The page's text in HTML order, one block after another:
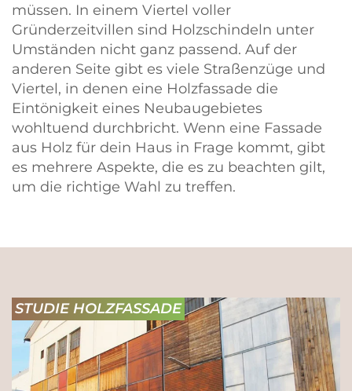
müssen. In einem Viertel voller
Gründerzeitvillen sind Holzschindeln unter
Umständen nicht ganz passend. Auf der
anderen Seite gibt es viele Straßenzüge und
Viertel, in denen eine Holzfassade die
Eintönigkeit eines Neubaugebietes
wohltuend durchbricht. Wenn eine Fassade
aus Holz für dein Haus in Frage kommt, gibt
es mehrere Aspekte, die es zu beachten gilt,
um die richtige Wahl zu treffen.
STUDIE HOLZFASSADE